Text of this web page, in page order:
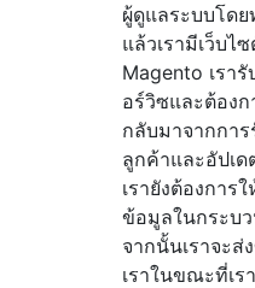
ผู้ดูแลระบบโด
แล้วเรามีเว็บไ
Magento เรา
อร์วิซและต้องก
กลับมาจากกา
ลูกค้าและอัปเ
เรายังต้องการ
ข้อมูลในกระบว
จากนั้นเราจะส่
เราในขณะที่เ